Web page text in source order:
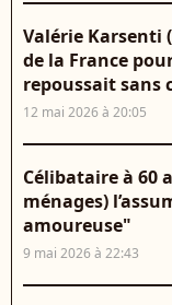
Valérie Karsenti
de la France
repoussait sans
12 mai 2026 à 20:05
Célibataire à 60
ménages)
amoureuse"
9 mai 2026 à 22:43